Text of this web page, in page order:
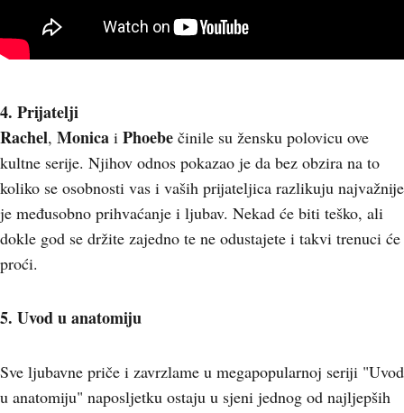
4. Prijatelji
Rachel, Monica i Phoebe činile su žensku polovicu ove
kultne serije. Njihov odnos pokazao je da bez obzira na to
koliko se osobnosti vas i vaših prijateljica razlikuju najvažnije
je međusobno prihvaćanje i ljubav. Nekad će biti teško, ali
dokle god se držite zajedno te ne odustajete i takvi trenuci će
proći.
5. Uvod u anatomiju
Sve ljubavne priče i zavrzlame u megapopularnoj seriji "Uvod
u anatomiju" naposljetku ostaju u sjeni jednog od najljepših